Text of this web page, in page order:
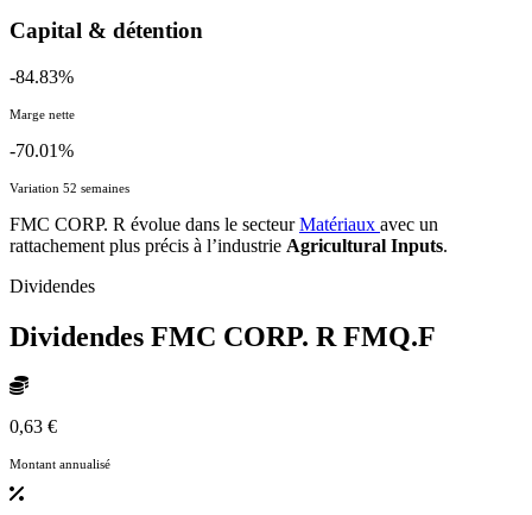
Capital & détention
-84.83%
Marge nette
-70.01%
Variation 52 semaines
FMC CORP. R évolue dans le secteurMatériaux avec un
rattachement plus précis à l’industrie Agricultural Inputs.
Dividendes
Dividendes FMC CORP. R FMQ.F
0,63 €
Montant annualisé